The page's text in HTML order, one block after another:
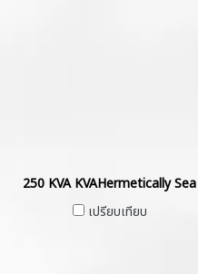
250 KVA KVAHermetically
เปรียบเทียบ